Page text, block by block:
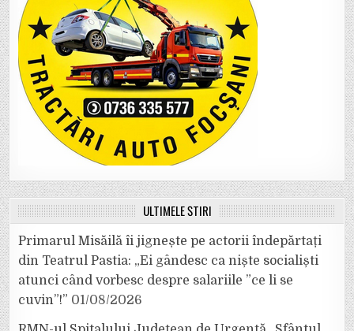
ULTIMELE ȘTIRI
Primarul Misăilă îi jignește pe actorii îndepărtați
din Teatrul Pastia: „Ei gândesc ca niște socialiști
atunci când vorbesc despre salariile ”ce li se
cuvin”!” 01/08/2026